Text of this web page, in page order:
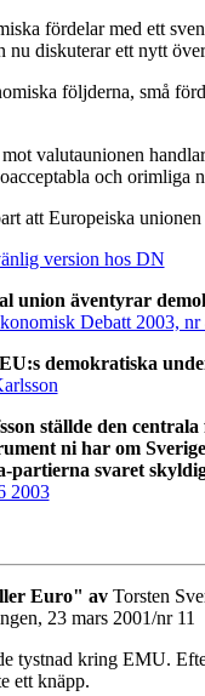
fördelar med ett
nu diskuterar ett nytt
följderna, små
valutaunionen
och
att Europeiska
version hos DN
union äventyrar
Debatt 2003, nr
demokratiska
ställde den centrala
ni har om
partierna svaret
2003
Euro" av Torsten
23 mars 2001/nr 11
tystnad kring EMU.
ett knäpp.